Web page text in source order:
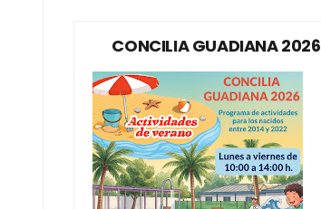
CONCILIA GUADIANA 2026